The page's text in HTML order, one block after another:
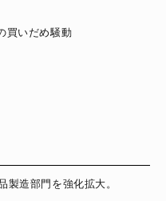
買いだめ騒動
製造部門を強化拡大。